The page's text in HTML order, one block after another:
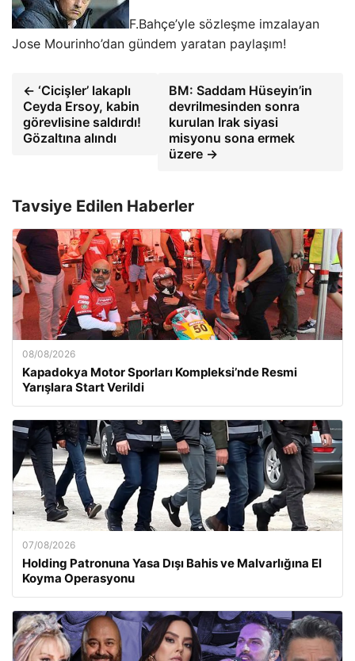
F.Bahçe’yle sözleşme imzalayan
Jose Mourinho’dan gündem yaratan paylaşım!
← ‘Cicişler’ lakaplı
Ceyda Ersoy, kabin
görevlisine saldırdı!
Gözaltına alındı
BM: Saddam Hüseyin’in
devrilmesinden sonra
kurulan Irak siyasi
misyonu sona ermek
üzere →
Tavsiye Edilen Haberler
08/08/2026
Kapadokya Motor Sporları Kompleksi’nde Resmi
Yarışlara Start Verildi
07/08/2026
Holding Patronuna Yasa Dışı Bahis ve Malvarlığına El
Koyma Operasyonu